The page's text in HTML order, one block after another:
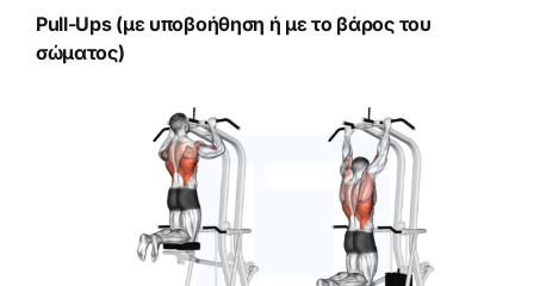
Pull-Ups (με υποβοήθηση ή με το βάρος του
σώματος)